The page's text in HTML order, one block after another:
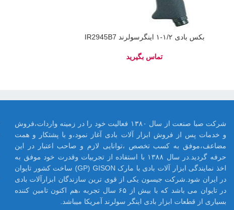
بکس بادی ۱/۲-۱ اینگرسولرند IR2945B7
شرکت صبا صنعت از سال ۱۳۸۰ فعالیت خود را در زمینه واردات،فروش
و خدمات پس از فروش ابزار آلات بادی آغاز نمود،و با پشتکار و همت
مضاعف،موفق به کسب تخصص ،توانایی لازم و صاحب اعتبار در این
حرفه گردید.در سال ۱۳۸۸ با استفاده از تجربیات وقدرت خود موفق به
اخذ نمایندگی ابزار آلات بادی با مارک GP) GISON) ساخت کشور تایوان
در ایران شود.شرکت جیسون یکی از قوی ترین سازندگان ابزارآلات بادی
در تایوان می باشد که با بیش از ۶۵ سال تجربه ،هم اکنون تامین کننده
بسیاری از قطعات ابزار بادی اینگر سولرند آمریکا میباشد.